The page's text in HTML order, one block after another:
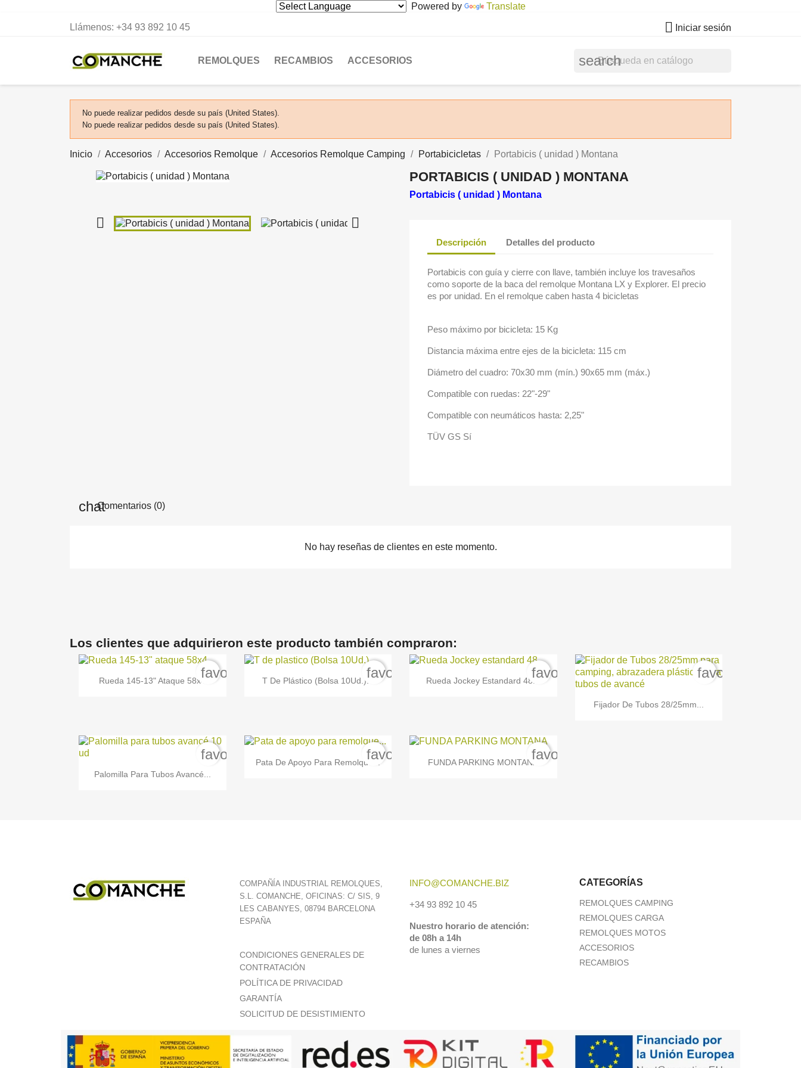
Powered by Translate
Llámenos: +34 93 892 10 45  Iniciar sesión
REMOLQUES RECAMBIOS ACCESORIOS search
No puede realizar pedidos desde su país (United States).
No puede realizar pedidos desde su país (United States).
Inicio Accesorios Accesorios Remolque Accesorios Remolque Camping Portabicicletas Portabicis ( unidad ) Montana
 
PORTABICIS ( UNIDAD ) MONTANA
Portabicis ( unidad ) Montana
Descripción Detalles del producto
Portabicis con guía y cierre con llave, también incluye los travesaños
como soporte de la baca del remolque Montana LX y Explorer. El precio
es por unidad. En el remolque caben hasta 4 bicicletas
Peso máximo por bicicleta: 15 Kg
Distancia máxima entre ejes de la bicicleta: 115 cm
Diámetro del cuadro: 70x30 mm (mín.) 90x65 mm (máx.)
Compatible con ruedas: 22"-29"
Compatible con neumáticos hasta: 2,25"
TÜV GS Sí
Comentarios (0)
No hay reseñas de clientes en este momento.
Los clientes que adquirieron este producto también compraron:
 Vista rápida
Rueda 145-13" Ataque 58x4
favorite_border Vista rápida
T De Plástico (Bolsa 10Ud.)...
favorite_border Vista rápida
Rueda Jockey Estandard 48...
favorite_border
 Vista rápida
Fijador De Tubos 28/25mm...
favorite_border
 Vista rápida
Palomilla Para Tubos Avancé...
favorite_border Vista rápida
Pata De Apoyo Para Remolque...
favorite_border Vista rápida
FUNDA PARKING MONTANA
favorite_border
COMPAÑÍA INDUSTRIAL REMOLQUES,
S.L. COMANCHE, OFICINAS: C/ SIS, 9
LES CABANYES, 08794 BARCELONA
ESPAÑA
CONDICIONES GENERALES DE
CONTRATACIÓN
POLÍTICA DE PRIVACIDAD
GARANTÍA
SOLICITUD DE DESISTIMIENTO
INFO@COMANCHE.BIZ
+34 93 892 10 45
Nuestro horario de atención:
de 08h a 14h
de lunes a viernes
CATEGORÍAS
REMOLQUES CAMPING
REMOLQUES CARGA
REMOLQUES MOTOS
ACCESORIOS
RECAMBIOS